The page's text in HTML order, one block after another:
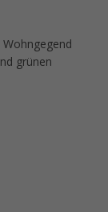
grünen